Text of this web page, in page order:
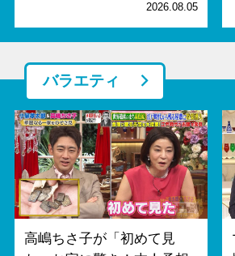
2026.08.05
バラエティ
高嶋ちさ子が「初めて見